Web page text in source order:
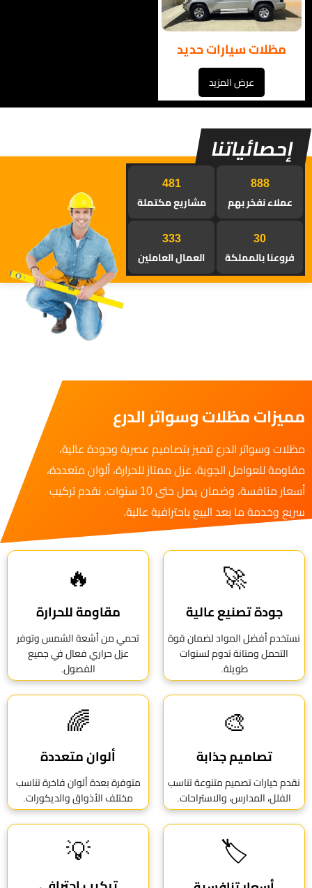
مظلات سيارات حديد
عرض المزيد
إحصائياتنا
1296
عملاء نفخر بهم
702
مشاريع مكتملة
30
فروعنا بالمملكة
486
العمال العاملين
مميزات مظلات وسواتر الدرع
مظلات وسواتر الدرع تتميز بتصاميم عصرية وجودة عالية،
مقاومة للعوامل الجوية، عزل ممتاز للحرارة، ألوان متعددة،
أسعار منافسة، وضمان يصل حتى 10 سنوات. نقدم تركيب
سريع وخدمة ما بعد البيع باحترافية عالية.
🚀
جودة تصنيع عالية
نستخدم أفضل المواد لضمان قوة
التحمل ومتانة تدوم لسنوات
طويلة.
🔥
مقاومة للحرارة
تحمي من أشعة الشمس وتوفر
عزل حراري فعال في جميع
الفصول.
🎨
تصاميم جذابة
نقدم خيارات تصميم متنوعة تناسب
الفلل، المدارس، والاستراحات.
🌈
ألوان متعددة
متوفرة بعدة ألوان فاخرة تناسب
مختلف الأذواق والديكورات.
🏷
💡